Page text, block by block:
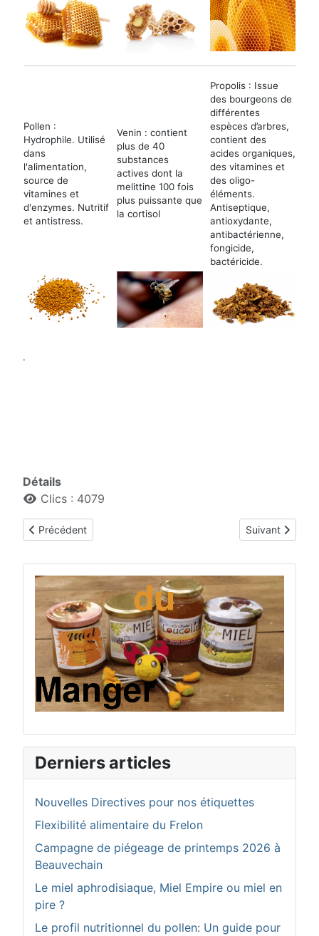
Pollen :
Hydrophile. Utilisé
dans
l'alimentation,
source de
vitamines et
d'enzymes. Nutritif
et antistress.
Venin : contient
plus de 40
substances
actives dont la
melittine 100 fois
plus puissante que
la cortisol
Propolis : Issue
des bourgeons de
différentes
espèces d’arbres,
contient des
acides organiques,
des vitamines et
des oligo-
éléments.
Antiseptique,
antioxydante,
antibactérienne,
fongicide,
bactéricide.
.
Détails
Clics : 4079
Article précédent : Dons
Précédent Article suivant
Suivant
Derniers articles
Nouvelles Directives pour nos étiquettes
Flexibilité alimentaire du Frelon
Campagne de piégeage de printemps 2026 à
Beauvechain
Le miel aphrodisiaque, Miel Empire ou miel en
pire ?
Le profil nutritionnel du pollen: Un guide pour